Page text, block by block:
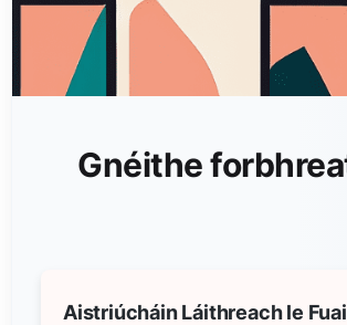
Gnéithe
Aistriúcháin Láithreach le